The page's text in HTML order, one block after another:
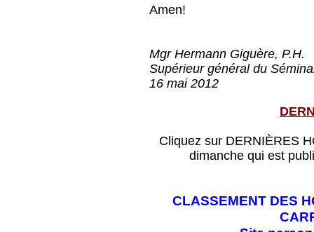
Amen!
Mgr Hermann Giguère, P.H.
Supérieur général du
16 mai 2012
Cliquez sur DERNIÈRES
dimanche qui est
CLASSEMENT DES